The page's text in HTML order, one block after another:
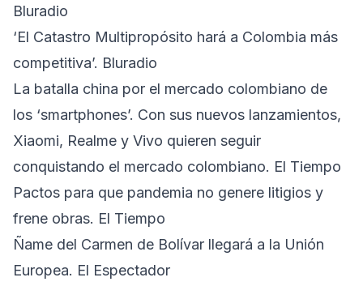
Bluradio
‘El Catastro Multipropósito hará a Colombia más
competitiva’. Bluradio
La batalla china por el mercado colombiano de
los ‘smartphones’. Con sus nuevos lanzamientos,
Xiaomi, Realme y Vivo quieren seguir
conquistando el mercado colombiano. El Tiempo
Pactos para que pandemia no genere litigios y
frene obras. El Tiempo
Ñame del Carmen de Bolívar llegará a la Unión
Europea. El Espectador